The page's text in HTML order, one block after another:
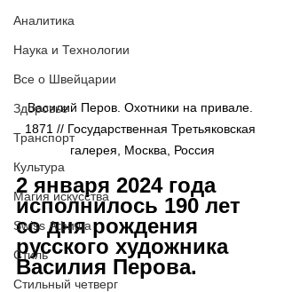
Аналитика
Наука и Технологии
Все о Швейцарии
Здоровье
Транспорт
Культура
Магия искусства
Swiss Афиша
Стиль
Стильный четверг
Василий Перов. Охотники на привале.
1871 // Государственная Третьяковская
галерея, Москва, Россия
2 января 2024 года
исполнилось 190 лет
со дня рождения
русского художника
Василия Перова.